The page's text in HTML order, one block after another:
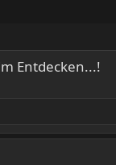
Entdecken...!